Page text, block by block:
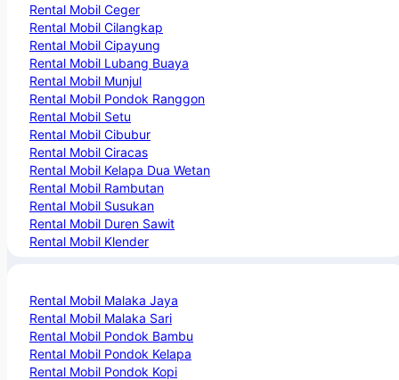
Rental Mobil Ceger
Rental Mobil Cilangkap
Rental Mobil Cipayung
Rental Mobil Lubang Buaya
Rental Mobil Munjul
Rental Mobil Pondok Ranggon
Rental Mobil Setu
Rental Mobil Cibubur
Rental Mobil Ciracas
Rental Mobil Kelapa Dua Wetan
Rental Mobil Rambutan
Rental Mobil Susukan
Rental Mobil Duren Sawit
Rental Mobil Klender
Rental Mobil Malaka Jaya
Rental Mobil Malaka Sari
Rental Mobil Pondok Bambu
Rental Mobil Pondok Kelapa
Rental Mobil Pondok Kopi